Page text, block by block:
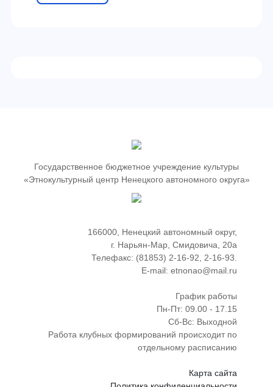
Государственное бюджетное учреждение культуры
«Этнокультурный центр Ненецкого автономного округа»
166000, Ненецкий автономный округ,
г. Нарьян-Мар, Смидовича, 20а
Телефакс: (81853) 2-16-92, 2-16-93.
E-mail: etnonao@mail.ru
График работы
Пн-Пт: 09.00 - 17.15
Сб-Вс: Выходной
Работа клубных формирований происходит по
отдельному расписанию
Карта сайта